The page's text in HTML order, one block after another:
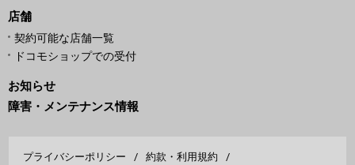
店舗
契約可能な店舗一覧
ドコモショップでの受付
お知らせ
障害・メンテナンス情報
プライバシーポリシー
約款・利用規約